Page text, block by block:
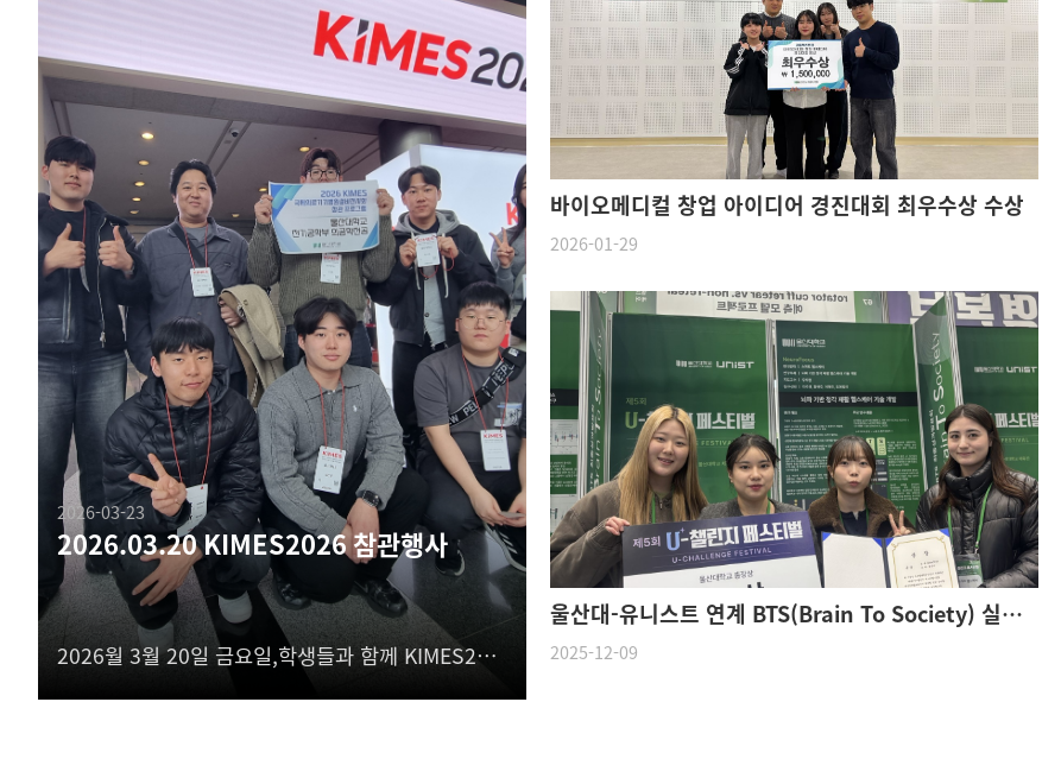
2026.03.20 KIMES2026 참관행사
2026-03-23
2026월 3월 20일 금요일,학생들과 함께 KIMES2026에 다녀왔습니다.글로벌 의료기기 시장의 동향을 파악하고 의료기기 산업 구조에 대한 이해도를 증진시킬 수 있는 뜻 깊은 시간이었습니다.
바이오메디컬 창업 아이디어 경진대회 최우수상 수상
2026-01-29
울산대-유니스트 연계 BTS(Brain To Society) 실전문제연구팀 경진대회 금상 수상
2025-12-09